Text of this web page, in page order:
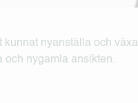
kunnat nyanställa och
och nygamla ansikten.